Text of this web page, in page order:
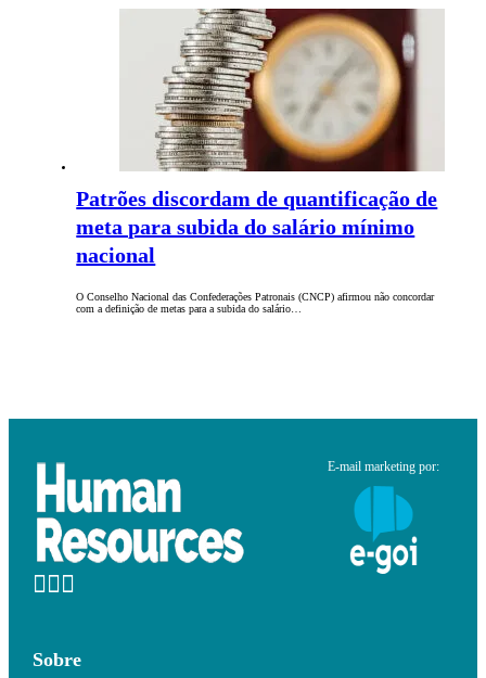
Patrões discordam de quantificação de
meta para subida do salário mínimo
nacional
O Conselho Nacional das Confederações Patronais (CNCP) afirmou não concordar
com a definição de metas para a subida do salário…
E-mail marketing por:
Sobre